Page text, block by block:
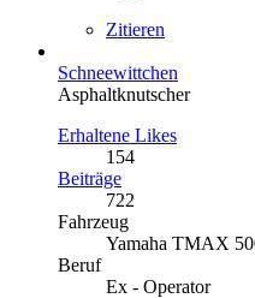
Zitieren
Schneewittchen
Asphaltknutscher
Erhaltene Likes
154
Beiträge
722
Fahrzeug
Yamaha TMAX
Beruf
Ex - Operator